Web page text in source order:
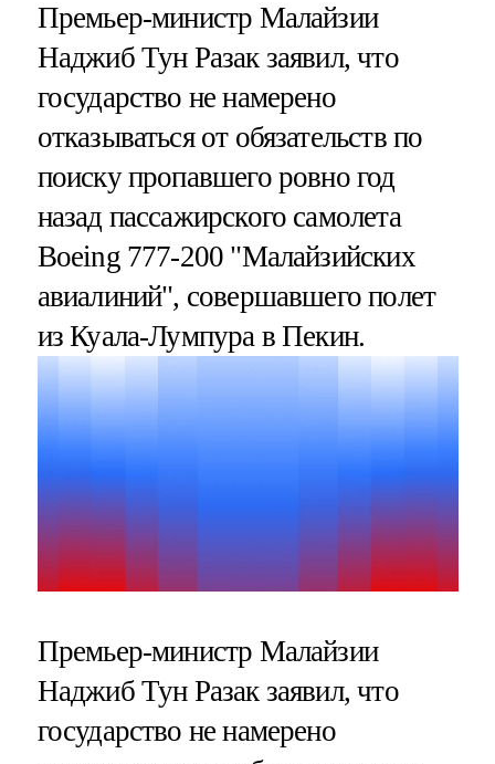
Премьер-министр Малайзии
Наджиб Тун Разак заявил, что
государство не намерено
отказываться от обязательств по
поиску пропавшего ровно год
назад пассажирского самолета
Boeing 777-200 "Малайзийских
авиалиний", совершавшего полет
из Куала-Лумпура в Пекин.
Премьер-министр Малайзии
Наджиб Тун Разак заявил, что
государство не намерено